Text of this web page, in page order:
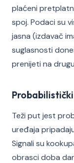
plaćeni
spoj. Podaci su
jasna (izdavač
suglasnosti
prenijeti na
Teži put jest
uređaja
Signali su
obrasci doba